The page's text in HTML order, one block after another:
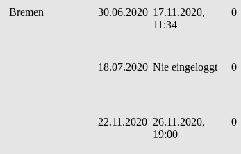
Bremen 30.06.2020 17.11.2020,
11:34
0
18.07.2020 Nie eingeloggt 0
22.11.2020 26.11.2020,
19:00
0